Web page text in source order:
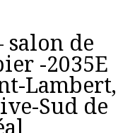
salon de
-2035E
Lambert,
Sud de